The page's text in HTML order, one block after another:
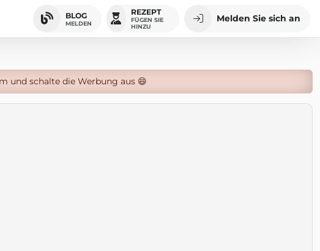
BLOG
MELDEN
REZEPT
FÜGEN SIE
HINZU
Melden Sie sich an
und schalte die Werbung aus 😄